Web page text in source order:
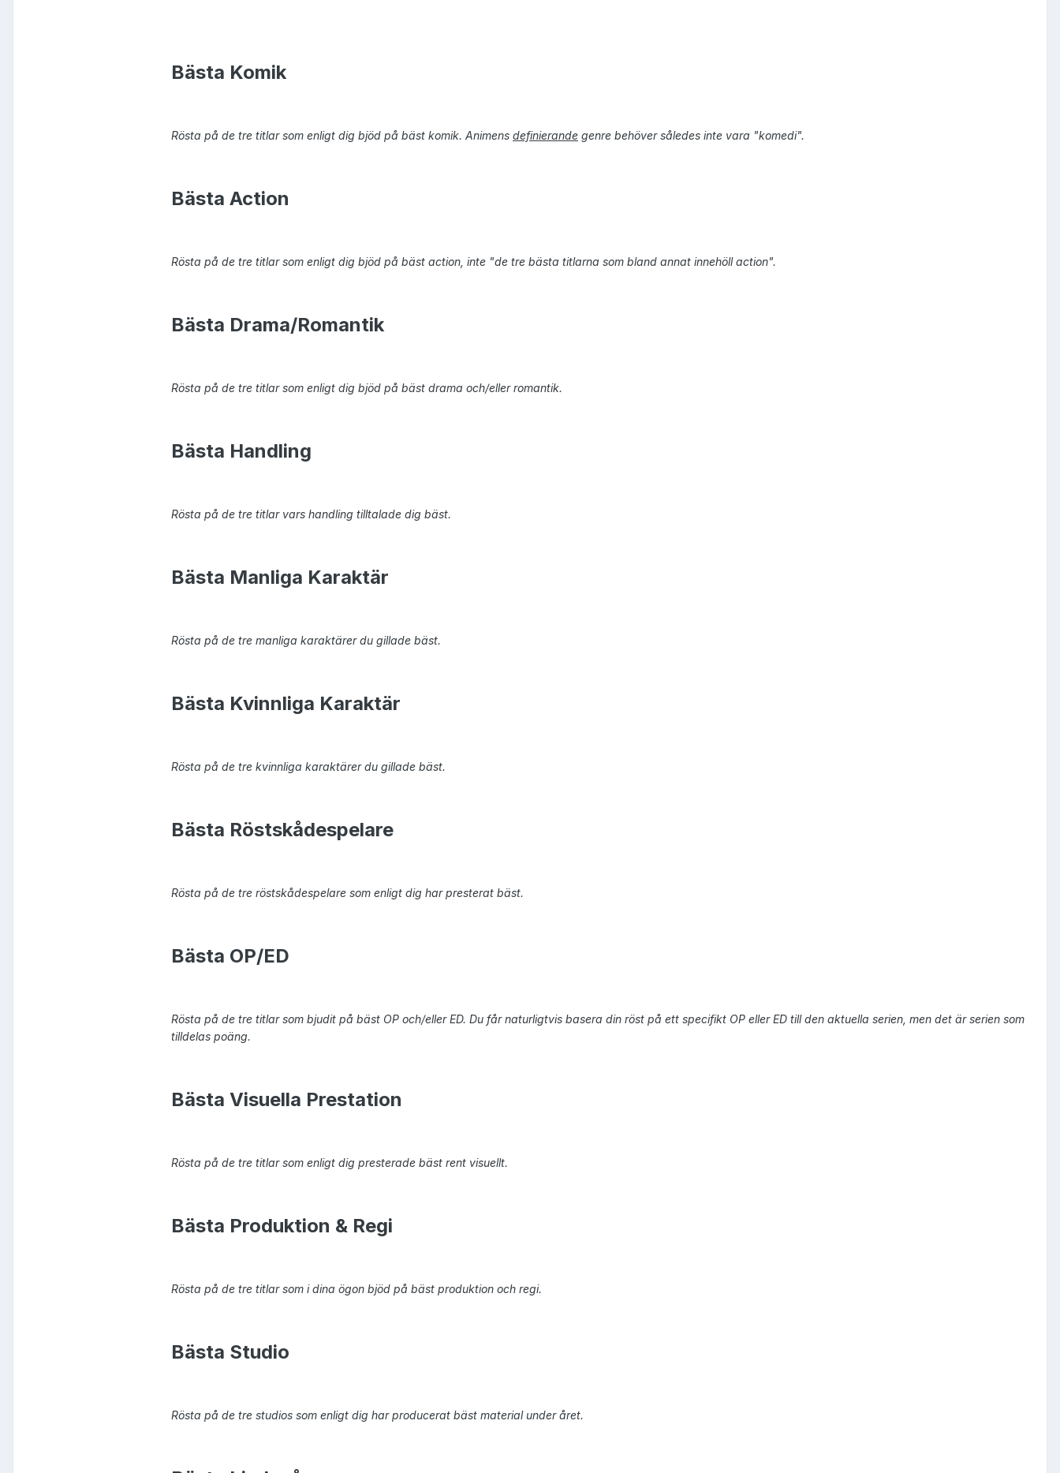
Bästa Komik
Rösta på de tre titlar som enligt dig bjöd på bäst komik. Animens definierande genre behöver således inte vara "komedi".
Bästa Action
Rösta på de tre titlar som enligt dig bjöd på bäst action, inte "de tre bästa titlarna som bland annat innehöll action".
Bästa Drama/Romantik
Rösta på de tre titlar som enligt dig bjöd på bäst drama och/eller romantik.
Bästa Handling
Rösta på de tre titlar vars handling tilltalade dig bäst.
Bästa Manliga Karaktär
Rösta på de tre manliga karaktärer du gillade bäst.
Bästa Kvinnliga Karaktär
Rösta på de tre kvinnliga karaktärer du gillade bäst.
Bästa Röstskådespelare
Rösta på de tre röstskådespelare som enligt dig har presterat bäst.
Bästa OP/ED
Rösta på de tre titlar som bjudit på bäst OP och/eller ED. Du får naturligtvis basera din röst på ett specifikt OP eller ED till den aktuella serien, men det är serien som
tilldelas poäng.
Bästa Visuella Prestation
Rösta på de tre titlar som enligt dig presterade bäst rent visuellt.
Bästa Produktion & Regi
Rösta på de tre titlar som i dina ögon bjöd på bäst produktion och regi.
Bästa Studio
Rösta på de tre studios som enligt dig har producerat bäst material under året.